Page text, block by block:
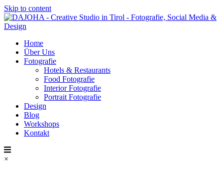
Skip to content
Home
Über Uns
Fotografie
Hotels & Restaurants
Food Fotografie
Interior Fotografie
Portrait Fotografie
Design
Blog
Workshops
Kontakt
×